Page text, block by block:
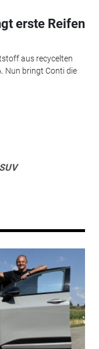
erste Reifen
aus recycelten
Nun bringt Conti die